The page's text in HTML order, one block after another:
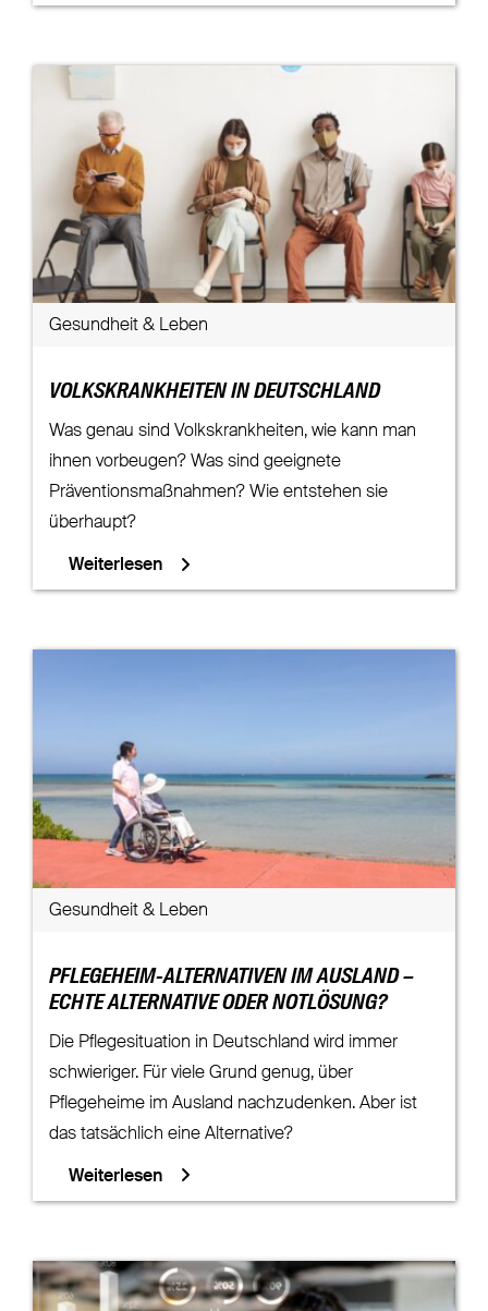
Gesundheit & Leben
VOLKSKRANKHEITEN IN DEUTSCHLAND
Was genau sind Volkskrankheiten, wie kann man
ihnen vorbeugen? Was sind geeignete
Präventionsmaßnahmen? Wie entstehen sie
überhaupt?
Weiterlesen
Gesundheit & Leben
PFLEGEHEIM-ALTERNATIVEN IM AUSLAND –
ECHTE ALTERNATIVE ODER NOTLÖSUNG?
Die Pflegesituation in Deutschland wird immer
schwieriger. Für viele Grund genug, über
Pflegeheime im Ausland nachzudenken. Aber ist
das tatsächlich eine Alternative?
Weiterlesen